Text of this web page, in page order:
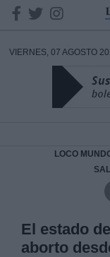
VIERNES, 07 AGOSTO
LOCO
El estado
aborto
DATOS